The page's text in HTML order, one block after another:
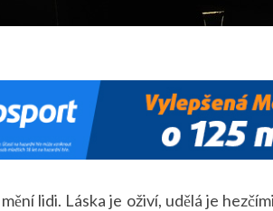
mění lidi. Láska je oživí, udělá je